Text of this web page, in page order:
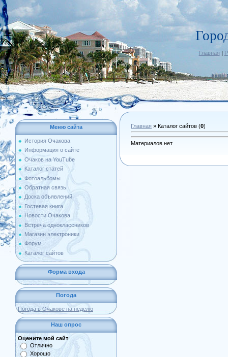
Главная |
Меню сайта
История Очакова
Информация о сайте
Очаков на YouTube
Каталог статей
Фотоальбомы
Обратная связь
Доска объявлений
Гостевая книга
Новости Очакова
Встреча одноклассников
Магазин электроники
Форум
Каталог сайтов
Форма входа
Погода
Погода в Очакове на неделю
Наш опрос
Оцените мой сайт
Отлично
Хорошо
Главная » Каталог сайтов (0)
Материалов нет